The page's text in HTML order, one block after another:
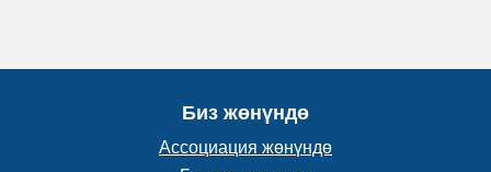
Биз жөнүндө
Ассоциация жөнүндө